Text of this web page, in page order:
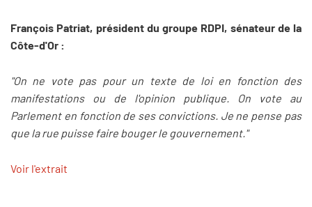
François Patriat, président du groupe RDPI, sénateur de la
Côte-d'Or :
"On ne vote pas pour un texte de loi en fonction des
manifestations ou de l'opinion publique. On vote au
Parlement en fonction de ses convictions. Je ne pense pas
que la rue puisse faire bouger le gouvernement."
Voir l'extrait